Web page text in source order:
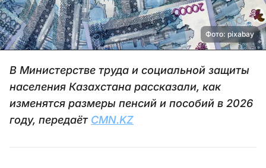
Фото: pixabay
В Министерстве труда и социальной защиты
населения Казахстана рассказали, как
изменятся размеры пенсий и пособий в 2026
году, передаёт CMN.KZ